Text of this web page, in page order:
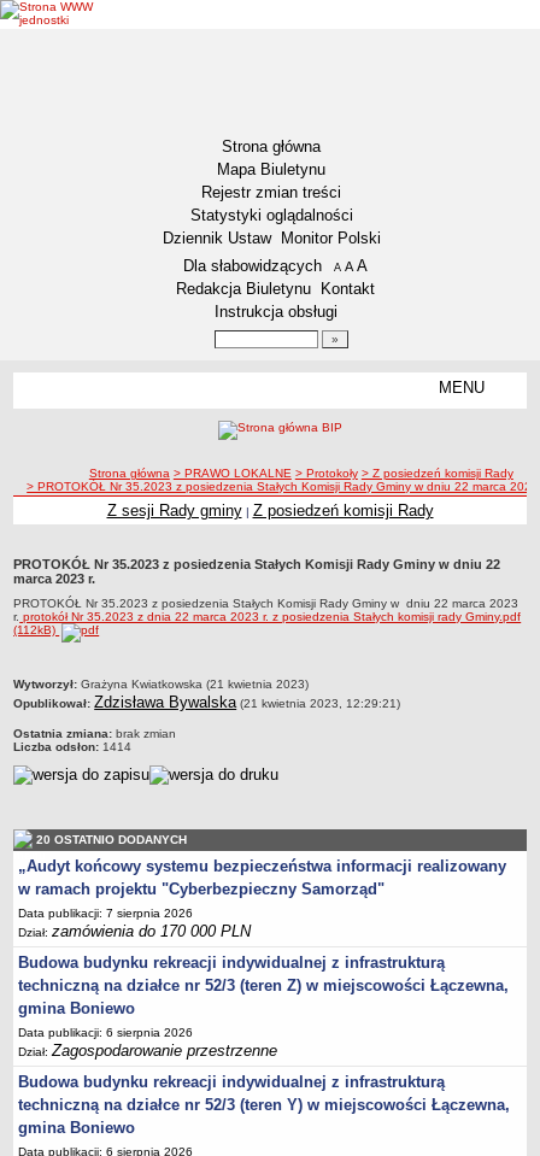
Strona główna
Mapa Biuletynu
Rejestr zmian treści
Statystyki oglądalności
Dziennik Ustaw
Monitor Polski
Menu dodatkowe
Dla słabowidzących A pomniejsz czcionkę
A standardowy rozmiar czcionki
A
Redakcja Biuletynu
Kontakt
Instrukcja obsługi
MENU
Lokalizacja
Zadania publiczne
Zabytki Gminy
Plan Zagospodarowania Przestrzennego
Plan ogólny Gminy Boniewo
terenów Gminy Boniewo
System Informacji Przestrzennej e-mapa
petycje
ponowne wykorzystywanie
Punkt potwierdzania profilu zaufanego
Porozumienia
Infromacje w zakresie preferencyjnego paliwa stałego
ocena jakości wody
WŁADZE I STRUKTURA
Rada gminy
Urząd gminy
Wójt
Jednostki organizacyjne
jednostki pomocnicze /sołectwa Gminy Boniewo/
ścieżka nawigacji
Strona główna > PRAWO LOKALNE > Protokoły > Z posiedzeń komisji Rady
> PROTOKÓŁ Nr 35.2023 z posiedzenia Stałych Komisji Rady Gminy w dniu 22 marca 2023
Z sesji Rady gminy| Z posiedzeń komisji Rady
PROTOKÓŁ Nr 35.2023 z posiedzenia Stałych Komisji Rady Gminy w dniu 22
marca 2023 r.
PROTOKÓŁ Nr 35.2023 z posiedzenia Stałych Komisji Rady Gminy w dniu 22 marca 2023
r. protokół Nr 35.2023 z dnia 22 marca 2023 r. z posiedzenia Stałych komisji rady Gminy.pdf
(112kB)
metryczka
Wytworzył: Grażyna Kwiatkowska (21 kwietnia 2023)
Opublikował: Zdzisława Bywalska(21 kwietnia 2023, 12:29:21)
Ostatnia zmiana: brak zmian
Liczba odsłon: 1414
20 OSTATNIO DODANYCH
„Audyt końcowy systemu bezpieczeństwa informacji realizowany
w ramach projektu "Cyberbezpieczny Samorząd"
Data publikacji: 7 sierpnia 2026
Dział:zamówienia do 170 000 PLN
Budowa budynku rekreacji indywidualnej z infrastrukturą
techniczną na działce nr 52/3 (teren Z) w miejscowości Łączewna,
gmina Boniewo
Data publikacji: 6 sierpnia 2026
Dział:Zagospodarowanie przestrzenne
Budowa budynku rekreacji indywidualnej z infrastrukturą
techniczną na działce nr 52/3 (teren Y) w miejscowości Łączewna,
gmina Boniewo
Data publikacji: 6 sierpnia 2026